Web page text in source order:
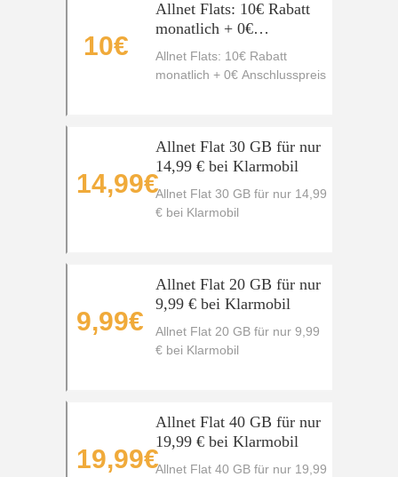
10€
Allnet Flats: 10€ Rabatt
monatlich + 0€
Anschlusspreis
Allnet Flats: 10€ Rabatt
monatlich + 0€ Anschlusspreis
14,99€
Allnet Flat 30 GB für nur
14,99 € bei Klarmobil
Allnet Flat 30 GB für nur 14,99
€ bei Klarmobil
9,99€
Allnet Flat 20 GB für nur
9,99 € bei Klarmobil
Allnet Flat 20 GB für nur 9,99
€ bei Klarmobil
19,99€
Allnet Flat 40 GB für nur
19,99 € bei Klarmobil
Allnet Flat 40 GB für nur 19,99